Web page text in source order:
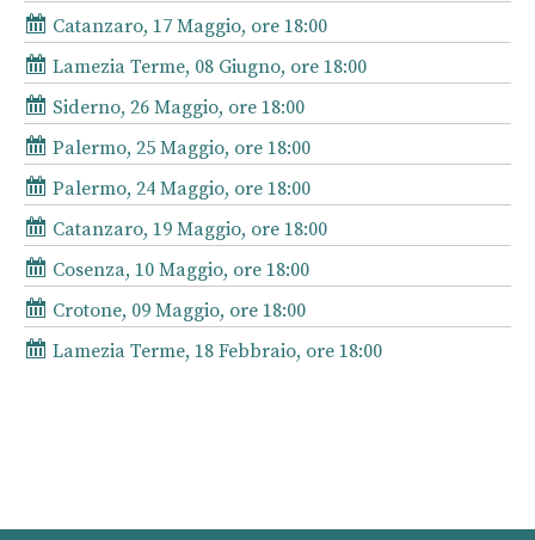
Catanzaro, 17 Maggio, ore 18:00
Lamezia Terme, 08 Giugno, ore 18:00
Siderno, 26 Maggio, ore 18:00
Palermo, 25 Maggio, ore 18:00
Palermo, 24 Maggio, ore 18:00
Catanzaro, 19 Maggio, ore 18:00
Cosenza, 10 Maggio, ore 18:00
Crotone, 09 Maggio, ore 18:00
Lamezia Terme, 18 Febbraio, ore 18:00